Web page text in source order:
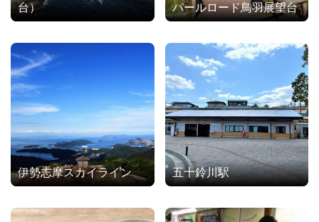
台）
パールロード鳥羽展望台
伊勢志摩スカイライン 五十鈴川駅